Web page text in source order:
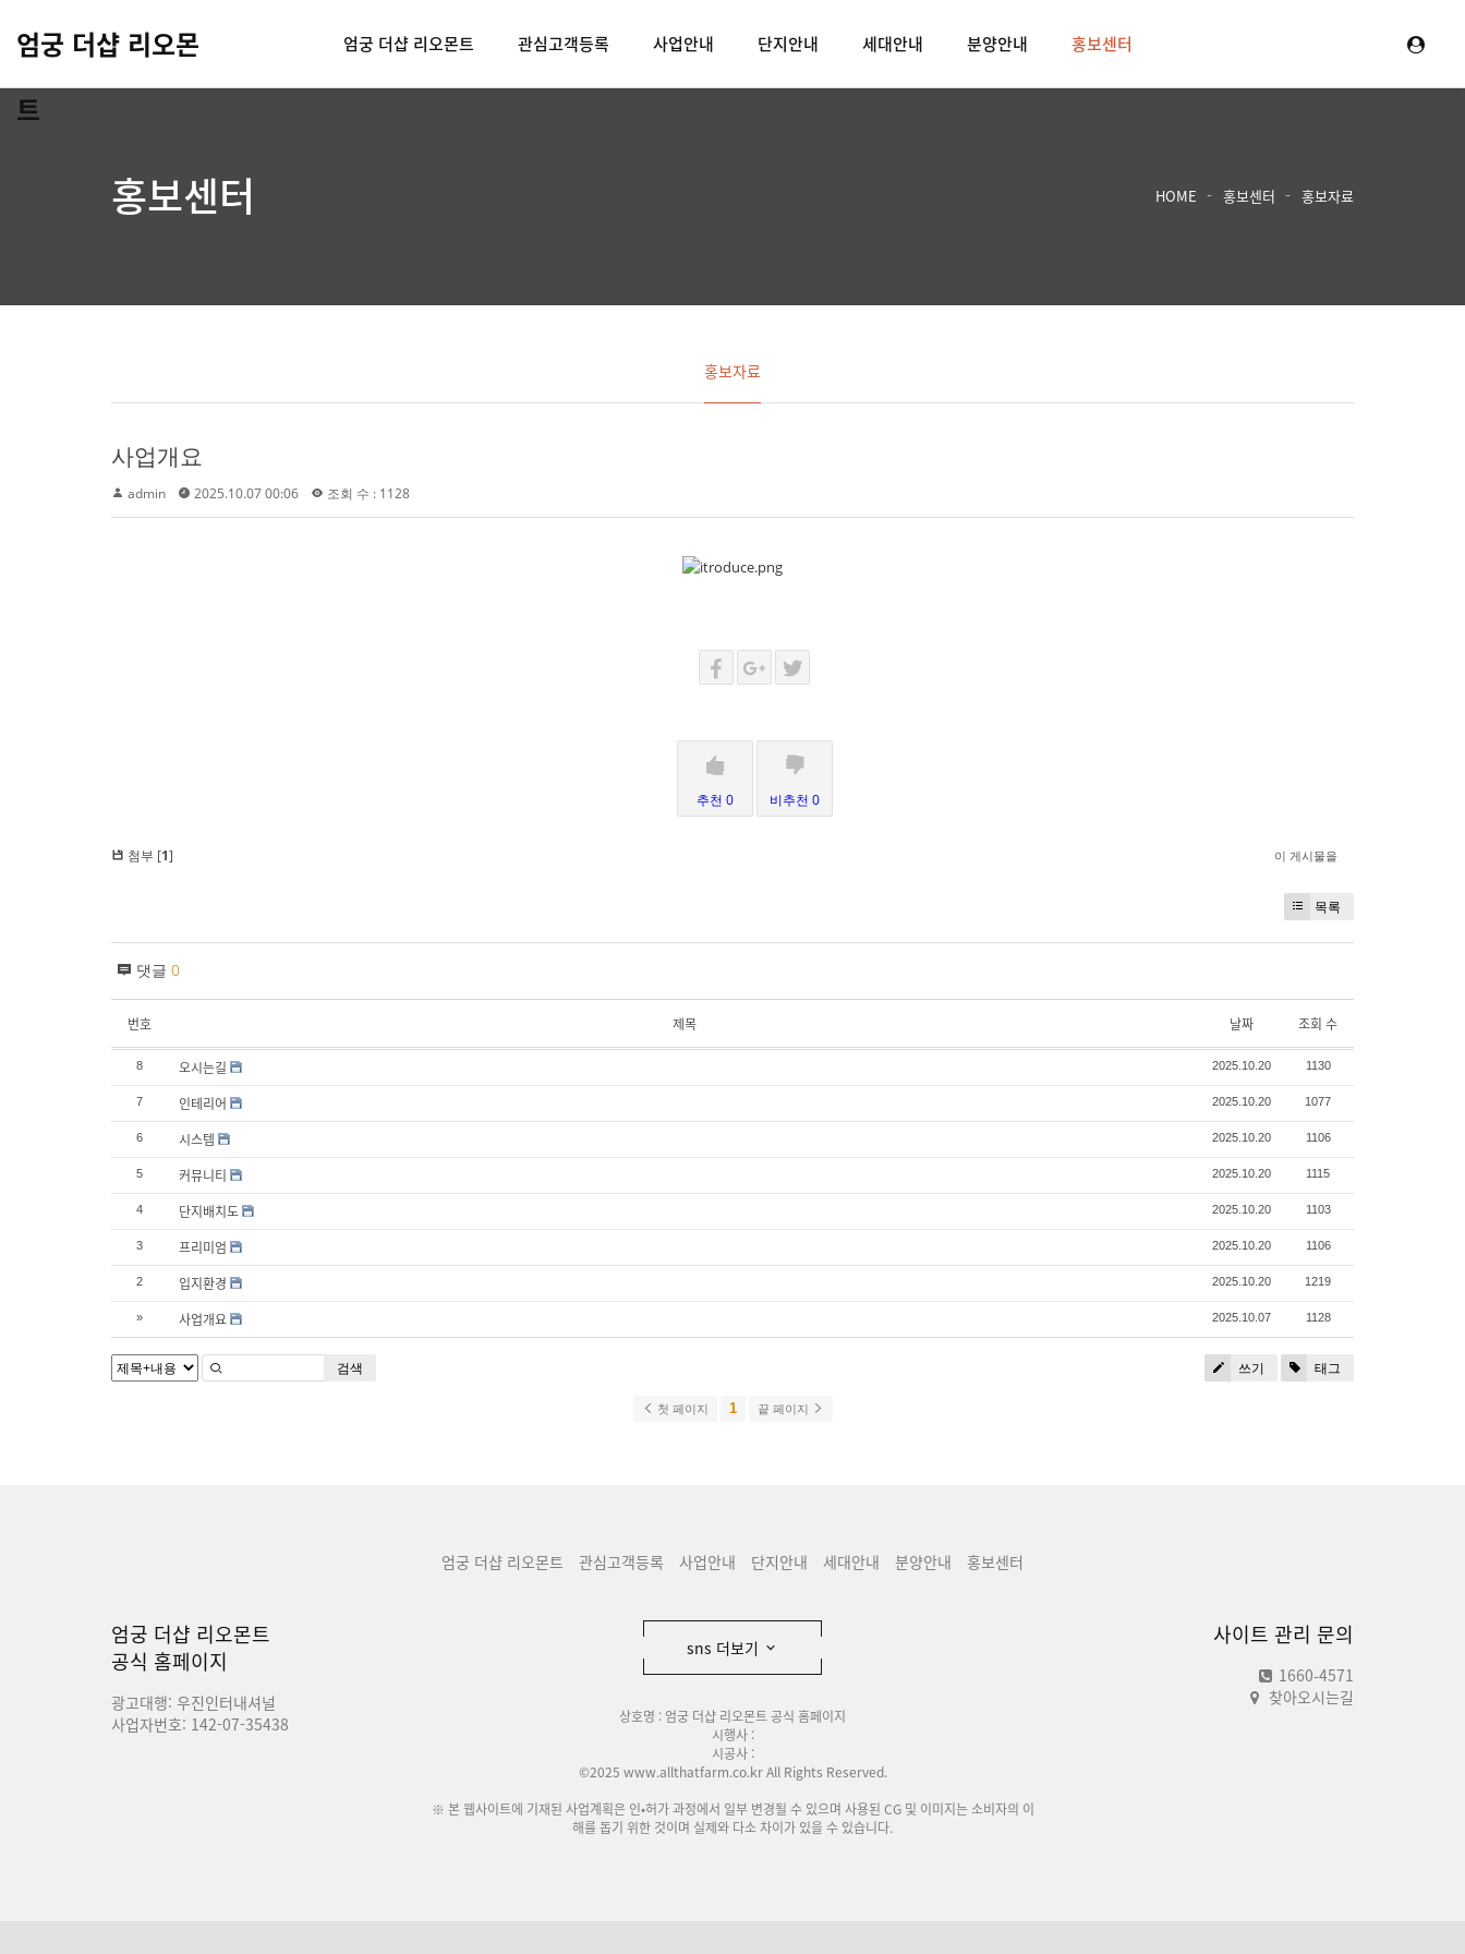
엄궁 더샵 리오몬
트
엄궁 더샵 리오몬트 관심고객등록 사업안내 단지안내 세대안내 분양안내 홍보센터
홍보센터 HOME 홍보센터 홍보자료
홍보자료
사업개요
admin 2025.10.07 00:06 조회 수 : 1128
추천 0 비추천 0
첨부 [1] 이 게시물을
목록
댓글 0
번호 제목 날짜 조회 수
8 오시는길 2025.10.20 1130
7 인테리어 2025.10.20 1077
6 시스템 2025.10.20 1106
5 커뮤니티 2025.10.20 1115
4 단지배치도 2025.10.20 1103
3 프리미엄 2025.10.20 1106
2 입지환경 2025.10.20 1219
» 사업개요 2025.10.07 1128
쓰기 태그
검색
첫 페이지 1 끝 페이지
엄궁 더샵 리오몬트 관심고객등록 사업안내 단지안내 세대안내 분양안내 홍보센터
엄궁 더샵 리오몬트
공식 홈페이지
광고대행: 우진인터내셔널
사업자번호: 142-07-35438
사이트 관리 문의
1660-4571
찾아오시는길
sns 더보기
상호명 : 엄궁 더샵 리오몬트 공식 홈페이지
시행사 :
시공사 :
©2025 www.allthatfarm.co.kr All Rights Reserved.
※ 본 웹사이트에 기재된 사업계획은 인•허가 과정에서 일부 변경될 수 있으며 사용된 CG 및 이미지는 소비자의 이
해를 돕기 위한 것이며 실제와 다소 차이가 있을 수 있습니다.